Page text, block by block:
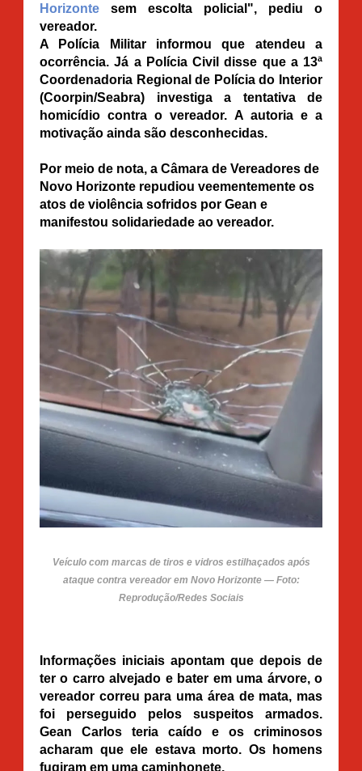
Horizonte sem escolta policial", pediu o
vereador.
A Polícia Militar informou que atendeu a
ocorrência. Já a Polícia Civil disse que a 13ª
Coordenadoria Regional de Polícia do Interior
(Coorpin/Seabra) investiga a tentativa de
homicídio contra o vereador. A autoria e a
motivação ainda são desconhecidas.
Por meio de nota, a Câmara de Vereadores de
Novo Horizonte repudiou veementemente os
atos de violência sofridos por Gean e
manifestou solidariedade ao vereador.
Veículo com marcas de tiros e vidros estilhaçados após
ataque contra vereador em Novo Horizonte — Foto:
Reprodução/Redes Sociais
Informações iniciais apontam que depois de
ter o carro alvejado e bater em uma árvore, o
vereador correu para uma área de mata, mas
foi perseguido pelos suspeitos armados.
Gean Carlos teria caído e os criminosos
acharam que ele estava morto. Os homens
fugiram em uma caminhonete.